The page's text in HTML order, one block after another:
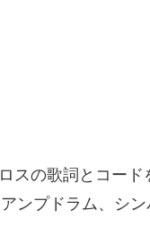
の歌詞とコード
ンプドラム、シ